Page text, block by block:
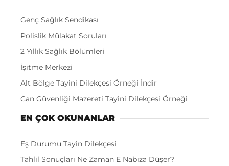
Genç Sağlık Sendikası
Polislik Mülakat Soruları
2 Yıllık Sağlık Bölümleri
İşitme Merkezi
Alt Bölge Tayini Dilekçesi Örneği İndir
Can Güvenliği Mazereti Tayini Dilekçesi Örneği
EN ÇOK OKUNANLAR
Eş Durumu Tayin Dilekçesi
Tahlil Sonuçları Ne Zaman E Nabıza Düşer?